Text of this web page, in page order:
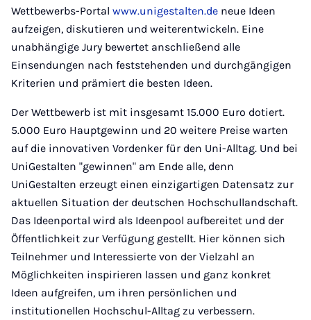
Wettbewerbs-Portal www.unigestalten.de neue Ideen
aufzeigen, diskutieren und weiterentwickeln. Eine
unabhängige Jury bewertet anschließend alle
Einsendungen nach feststehenden und durchgängigen
Kriterien und prämiert die besten Ideen.
Der Wettbewerb ist mit insgesamt 15.000 Euro dotiert.
5.000 Euro Hauptgewinn und 20 weitere Preise warten
auf die innovativen Vordenker für den Uni-Alltag. Und bei
UniGestalten "gewinnen" am Ende alle, denn
UniGestalten erzeugt einen einzigartigen Datensatz zur
aktuellen Situation der deutschen Hochschullandschaft.
Das Ideenportal wird als Ideenpool aufbereitet und der
Öffentlichkeit zur Verfügung gestellt. Hier können sich
Teilnehmer und Interessierte von der Vielzahl an
Möglichkeiten inspirieren lassen und ganz konkret
Ideen aufgreifen, um ihren persönlichen und
institutionellen Hochschul-Alltag zu verbessern.